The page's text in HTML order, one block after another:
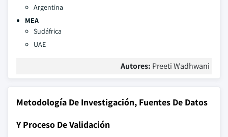
Argentina
MEA
Sudáfrica
UAE
Autores: Preeti Wadhwani
Metodología De Investigación, Fuentes De Datos
Y Proceso De Validación